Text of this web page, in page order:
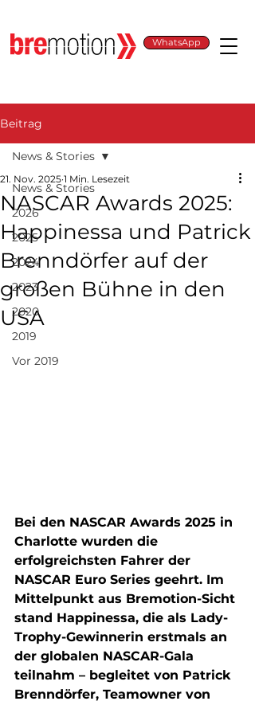
WhatsApp
Beitrag
News & Stories
2026
2025
2024
2023
2020
2019
Vor 2019
News & Stories
NASCAR Awards 2025:
Happinessa und Patrick
Brenndörfer auf der
großen Bühne in den
USA
21. Nov. 2025 1 Min. Lesezeit
Bei den NASCAR Awards 2025 in
Charlotte wurden die
erfolgreichsten Fahrer der
NASCAR Euro Series geehrt. Im
Mittelpunkt aus Bremotion-Sicht
stand Happinessa, die als Lady-
Trophy-Gewinnerin erstmals an
der globalen NASCAR-Gala
teilnahm – begleitet von Patrick
Brenndörfer, Teamowner von